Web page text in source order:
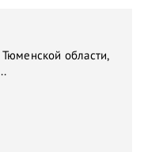
области,